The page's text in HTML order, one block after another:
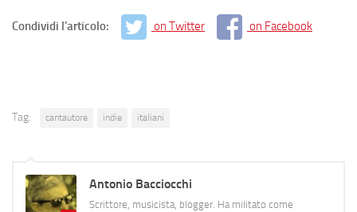
Condividi l'articolo: on Twitter on Facebook
Tag: cantautore indie italiani
Antonio Bacciocchi
Scrittore, musicista, blogger. Ha militato come